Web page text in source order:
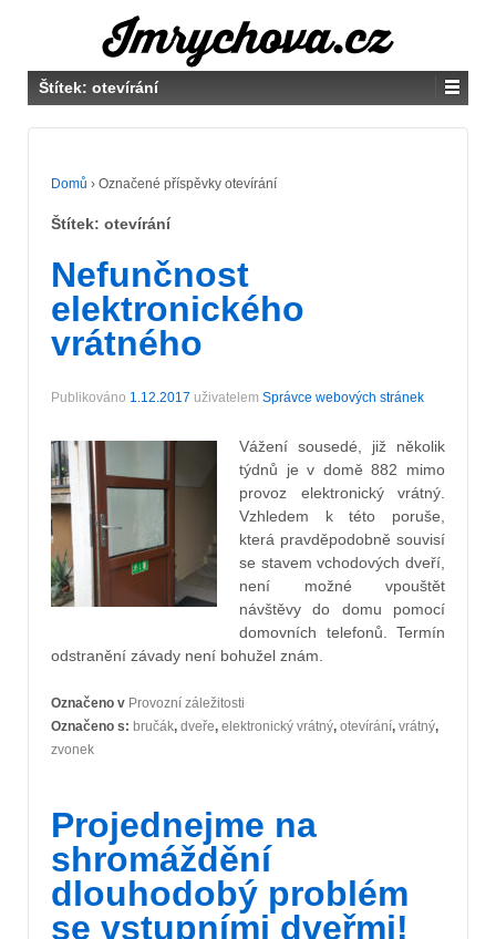
Štítek: otevírání
Domů › Označené příspěvky otevírání
Štítek: otevírání
Nefunčnost
elektronického
vrátného
Publikováno 1.12.2017 uživatelem Správce webových stránek
Vážení sousedé, již několik
týdnů je v domě 882 mimo
provoz elektronický vrátný.
Vzhledem k této poruše,
která pravděpodobně souvisí
se stavem vchodových dveří,
není možné vpouštět
návštěvy do domu pomocí
domovních telefonů. Termín
odstranění závady není bohužel znám.
Označeno v Provozní záležitosti
Označeno s: bručák, dveře, elektronický vrátný, otevírání, vrátný,
zvonek
Projednejme na
shromáždění
dlouhodobý problém
se vstupními dveřmi!